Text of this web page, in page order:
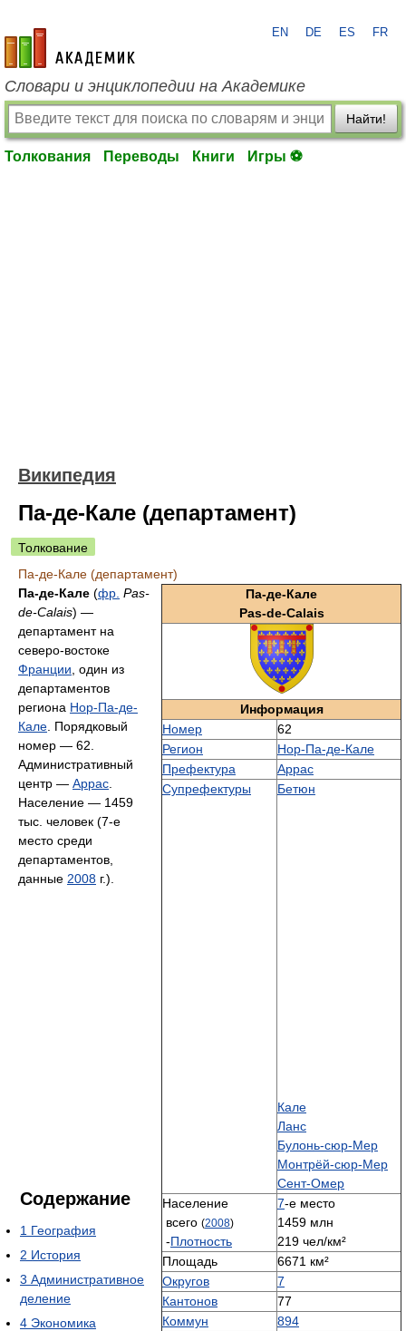
academic.ru
EN DE ES FR
Словари и энциклопедии на Академике
Найти!
Толкования Переводы Книги Игры ⚽
Википедия
Па-де-Кале (департамент)
Толкование
Па-де-Кале (департамент)
Па-де-Кале
Pas-de-Calais
Информация
Номер
62
Регион
Нор-Па-де-Кале
Префектура
Аррас
Супрефектуры
Бетюн
Кале
Ланс
Булонь-сюр-Мер
Монтрёй-сюр-Мер
Сент-Омер
Население
всего (2008)
-Плотность
7-е место
1459 млн
219 чел/км²
Площадь
6671 км²
Округов
7
Кантонов
77
Коммун
894
Па-де-Кале (фр. Pas-
de-Calais) —
департамент на
северо-востоке
Франции , один из
департаментов
региона Нор-Па-де-
Кале . Порядковый
номер — 62.
Административный
центр — Аррас
Население — 1459
тыс. человек (7-е
место среди
департаментов,
данные 2008 г.).
Содержание
1 География
2 История
3 Административное
деление
4 Экономика